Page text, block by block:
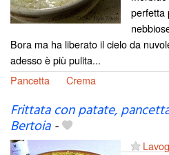
perfetta
Bora ma ha liberato il cielo da
adesso è più pulita...
Pancetta
Crema
Frittata con patate,
Bertoia-